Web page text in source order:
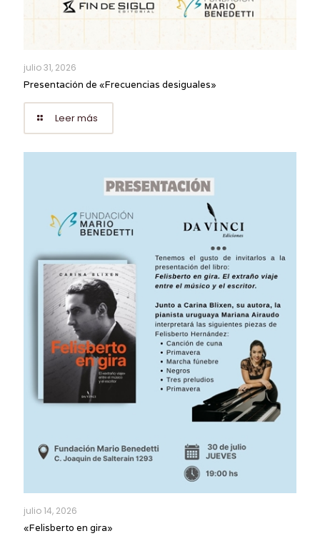
julio 31, 2026
Presentación de «Frecuencias desiguales»
Leer más
julio 14, 2026
«Felisberto en gira»